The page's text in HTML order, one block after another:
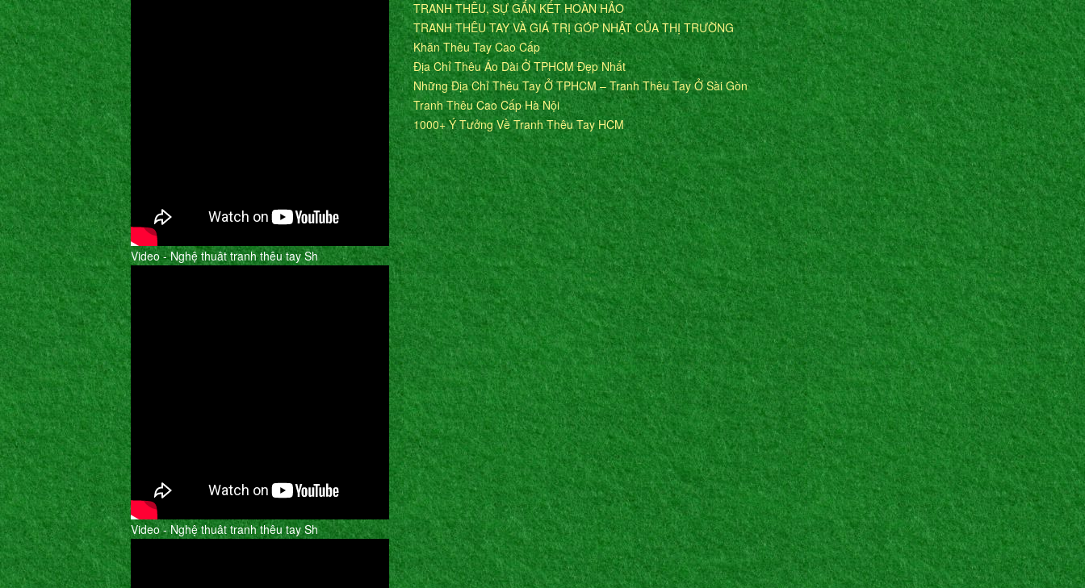
TRANH THÊU, SỰ GẮN KẾT HOÀN HẢO
TRANH THÊU TAY VÀ GIÁ TRỊ GÓP NHẬT CỦA THỊ TRƯỜNG
Khăn Thêu Tay Cao Cấp
Địa Chỉ Thêu Áo Dài Ở TPHCM Đẹp Nhất
Những Địa Chỉ Thêu Tay Ở TPHCM – Tranh Thêu Tay Ở Sài Gòn
Tranh Thêu Cao Cấp Hà Nội
1000+ Ý Tưởng Về Tranh Thêu Tay HCM
Video - Nghệ thuât tranh thêu tay Sh
Video - Nghệ thuât tranh thêu tay Sh